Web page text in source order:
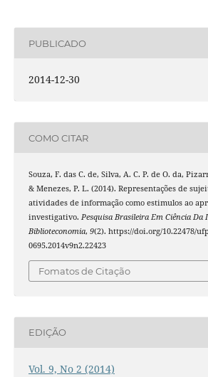
PUBLICADO
2014-12-30
COMO CITAR
Souza, F. das C. de, Silva, A. C. P. de O. da,
& Menezes, P. L. (2014). Representações de
atividades de informação como estimulos ao
investigativo. Pesquisa Brasileira Em Ciência Da
Biblioteconomia, 9(2). https://doi.org/10.22478/
0695.2014v9n2.22423
Fomatos de Citação
EDIÇÃO
Vol. 9, No 2 (2014)